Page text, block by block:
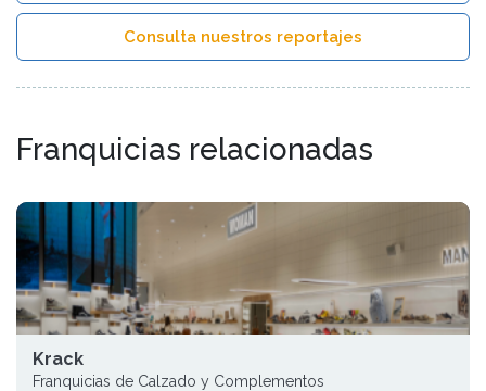
Consulta nuestros reportajes
Franquicias relacionadas
Krack
Franquicias de Calzado y Complementos